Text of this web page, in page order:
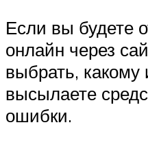
Если вы будете
онлайн через
выбрать, какому
высылаете
ошибки.